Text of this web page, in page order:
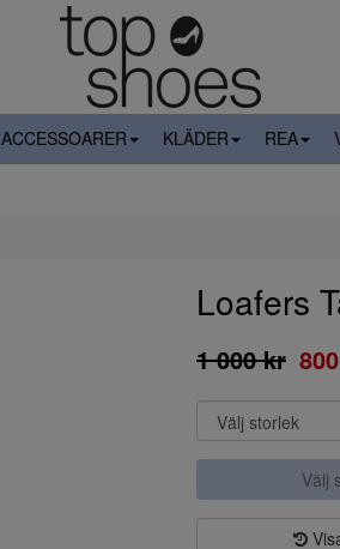
ACCESSOARER KLÄDER REA
Loafers
1 000 kr
Välj